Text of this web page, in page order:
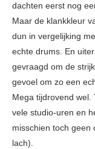
dachten eerst nog
Maar de klankkleur
dun in vergelijking
echte drums. En
gevraagd om de
gevoel om zo een
Mega tijdrovend wel.
vele studio-uren en
misschien toch geen
lach).